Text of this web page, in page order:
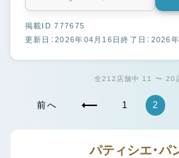
掲載ID 777675
更新日：2026年04月16日終了日：2026
全212店舗中 11 〜 20
前へ 1 2
パティシエ・パ